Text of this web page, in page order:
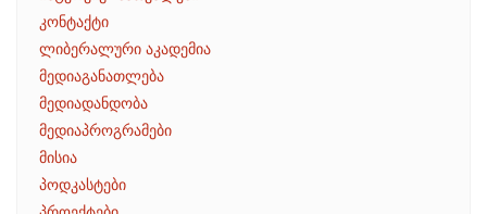
კონტაქტი
ლიბერალური აკადემია
მედიაგანათლება
მედიადანდობა
მედიაპროგრამები
მისია
პოდკასტები